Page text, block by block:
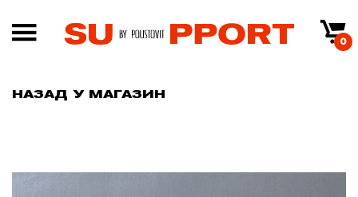
0
НАЗАД У МАГАЗИН